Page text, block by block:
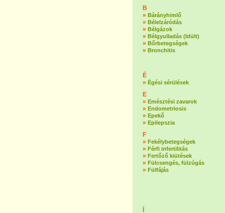
B
» Bárányhimlő
» Bélelzáródás
» Bélgázok
» Bélgyulladás (Idült)
» Bőrbetegségek
» Bronchitis
É
» Égési sérülések
E
» Emésztési zavarok
» Endometriosis
» Epekő
» Epilepszia
F
» Fekélybetegségek
» Férfi infertilitás
» Fertőző kiütések
» Fülcsengés, fülzúgás
» Fülfájás